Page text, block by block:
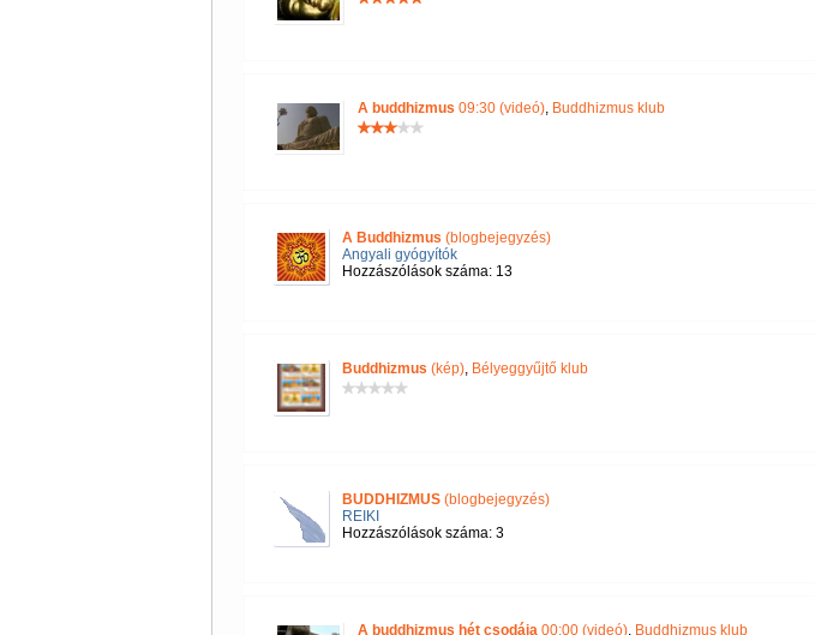
A buddhizmus 09:30 (videó), Buddhizmus klub
A Buddhizmus (blogbejegyzés)
Angyali gyógyítók
Hozzászólások száma: 13
Buddhizmus (kép), Bélyeggyűjtő klub
BUDDHIZMUS(blogbejegyzés)
REIKI
Hozzászólások száma: 3
A buddhizmus hét csodája00:00 (videó), Buddhizmus klub